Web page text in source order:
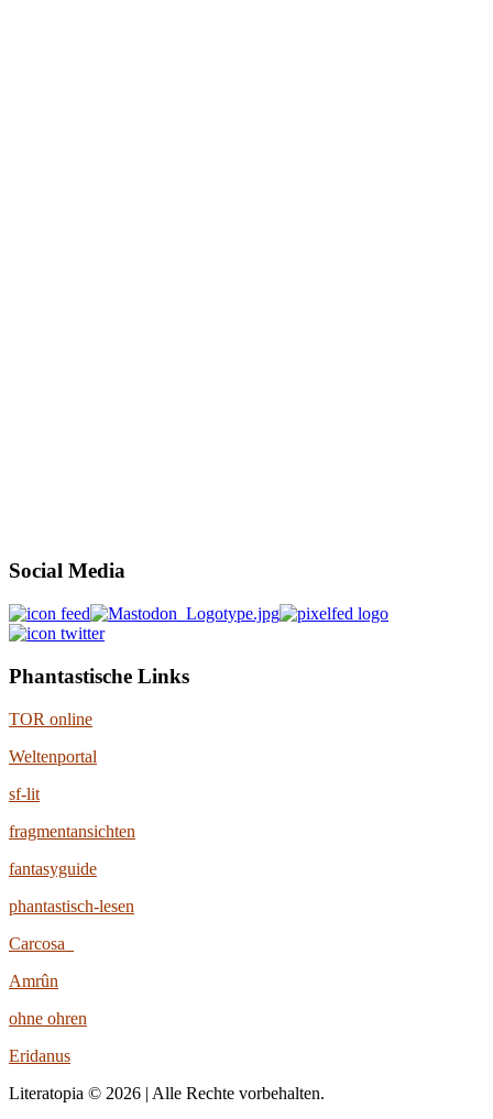
Social Media
Phantastische Links
TOR online
Weltenportal
sf-lit
fragmentansichten
fantasyguide
phantastisch-lesen
Carcosa
Amrûn
ohne ohren
Eridanus
Literatopia © 2026 | Alle Rechte vorbehalten.